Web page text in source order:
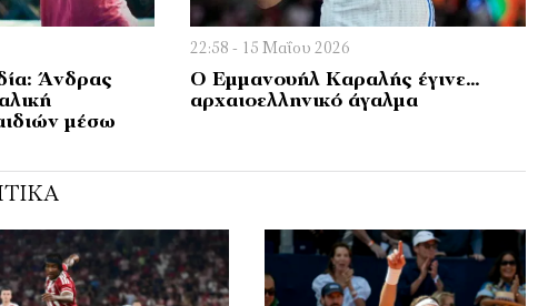
Άνδρας
μέσω
22:58 - 15 Μαΐου 2026
Ο Εμμανουήλ Καραλής έγινε…
αρχαιοελληνικό άγαλμα